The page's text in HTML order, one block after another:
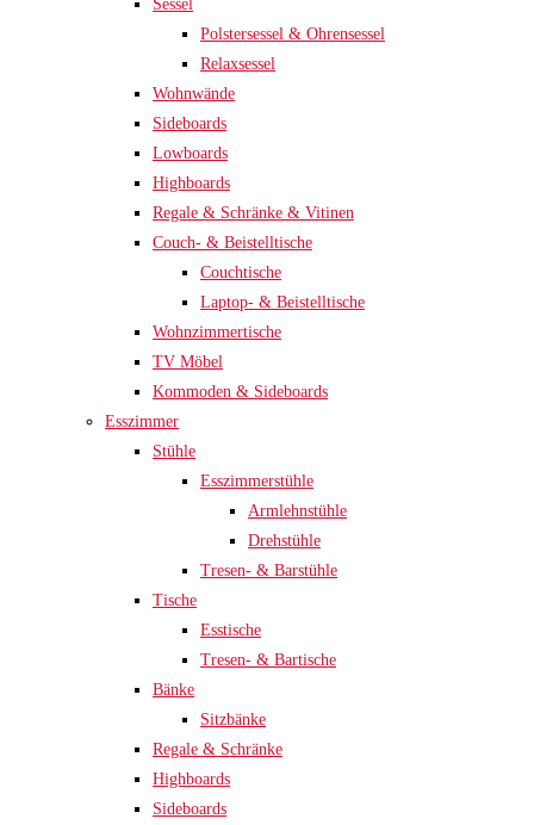
Sessel
Polstersessel & Ohrensessel
Relaxsessel
Wohnwände
Sideboards
Lowboards
Highboards
Regale & Schränke & Vitinen
Couch- & Beistelltische
Couchtische
Laptop- & Beistelltische
Wohnzimmertische
TV Möbel
Kommoden & Sideboards
Esszimmer
Stühle
Esszimmerstühle
Armlehnstühle
Drehstühle
Tresen- & Barstühle
Tische
Esstische
Tresen- & Bartische
Bänke
Sitzbänke
Regale & Schränke
Highboards
Sideboards